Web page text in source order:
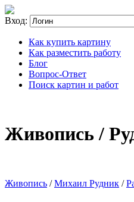
Вход:
Как купить картину
Как разместить работу
Блог
Вопрос-Ответ
Поиск картин и работ
Живопись /
Живопись /Михаил Рудник /